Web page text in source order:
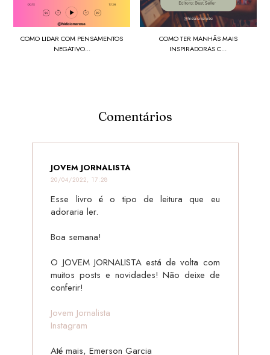
COMO LIDAR COM PENSAMENTOS
NEGATIVO...
COMO TER MANHÃS MAIS
INSPIRADORAS C...
Comentários
JOVEM JORNALISTA
20/04/2022, 17:28
Esse livro é o tipo de leitura que eu
adoraria ler.
Boa semana!
O JOVEM JORNALISTA está de volta com
muitos posts e novidades! Não deixe de
conferir!
Jovem Jornalista
Instagram
Até mais, Emerson Garcia